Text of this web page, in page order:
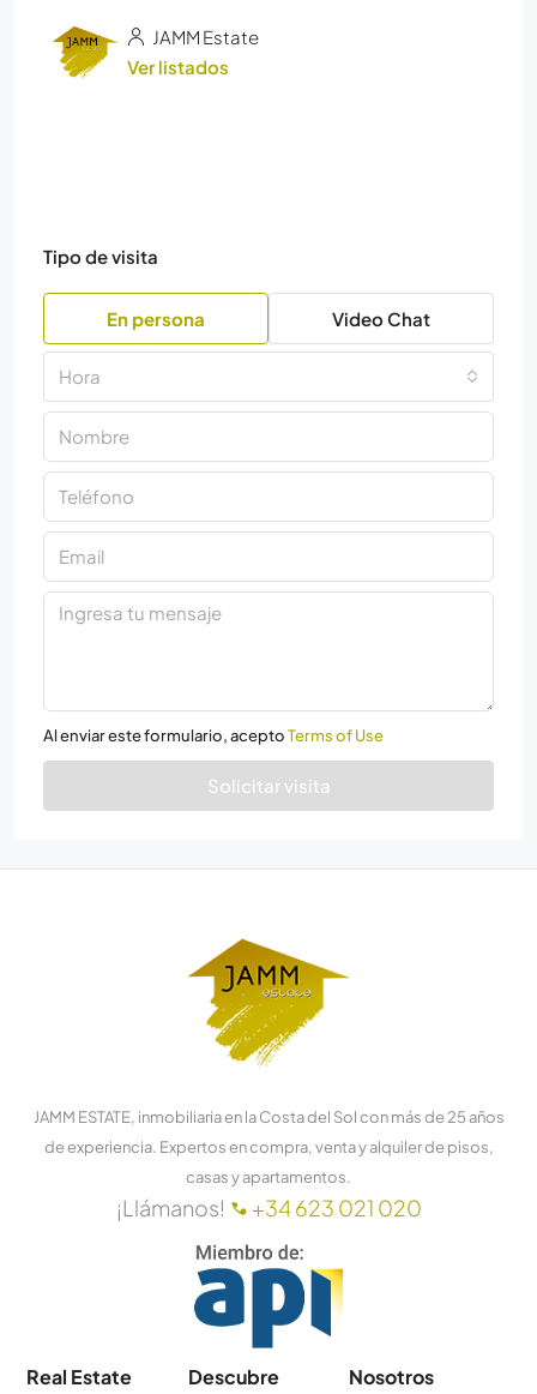
JAMM Estate
Ver listados
Tipo de visita
En persona Video Chat
Hora
Al enviar este formulario, aceptoTerms of Use
Solicitar visita
JAMM ESTATE, inmobiliaria en la Costa del Sol con más de 25 años
de experiencia. Expertos en compra, venta y alquiler de pisos,
casas y apartamentos.
¡Llámanos! +34 623 021 020
Real Estate Descubre Nosotros